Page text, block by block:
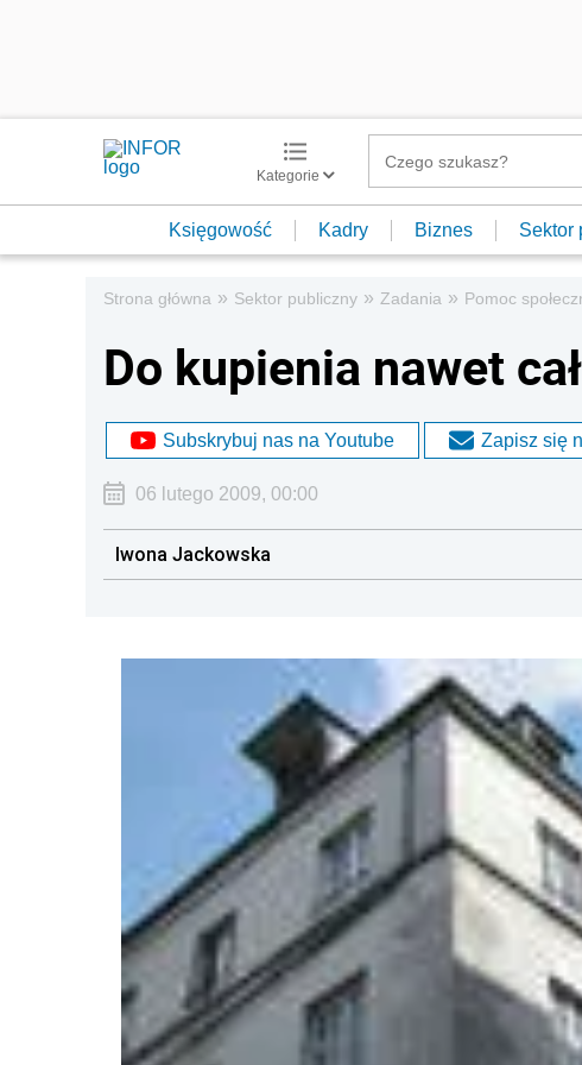
Kategorie
Księgowość Kadry Biznes Sektor
Strona główna » Sektor publiczny » Zadania » Pomoc
Do kupienia nawet
Subskrybuj nas na Youtube Zapisz się
06 lutego 2009, 00:00
Iwona Jackowska